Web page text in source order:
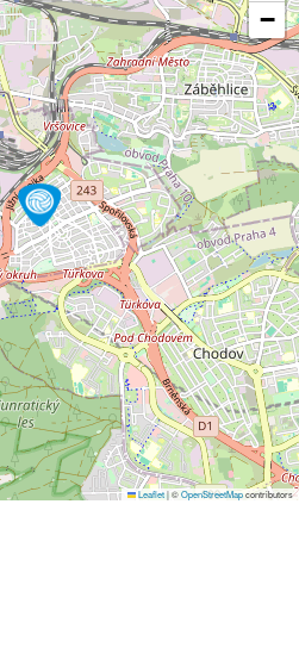
−
Leaflet|©OpenStreetMapcontributors